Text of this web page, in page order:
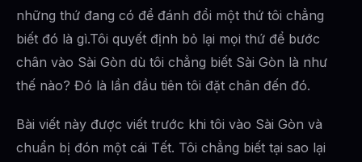
những thứ đang có để đánh đổi một thứ tôi chẳng
biết đó là gì.Tôi quyết định bỏ lại mọi thứ để bước
chân vào Sài Gòn dù tôi chẳng biết Sài Gòn là như
thế nào? Đó là lần đầu tiên tôi đặt chân đến đó.
Bài viết này được viết trước khi tôi vào Sài Gòn và
chuẩn bị đón một cái Tết. Tôi chẳng biết tại sao lại